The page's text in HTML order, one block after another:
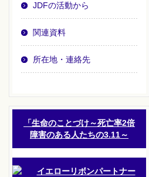
JDFの活動から
関連資料
所在地・連絡先
「生命のことづけ～死亡率2倍
障害のある人たちの3.11～
イエローリボンパートナー